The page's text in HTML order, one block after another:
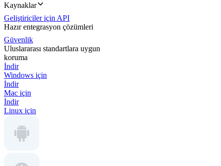
Kaynaklar
Geliştiriciler için API
Hazır entegrasyon çözümleri
Güvenlik
Uluslararası standartlara uygun
koruma
İndir
Windows için
İndir
Mac için
İndir
Linux için